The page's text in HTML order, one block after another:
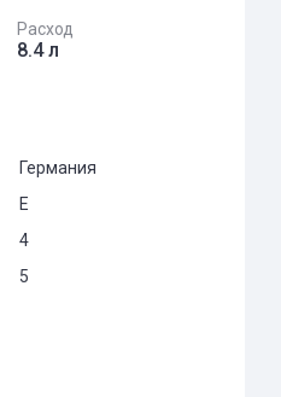
Расход
8.4 л
Германия
E
4
5